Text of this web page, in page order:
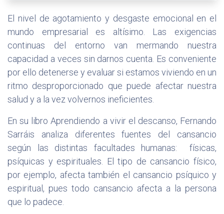
El nivel de agotamiento y desgaste emocional en el
mundo empresarial es altísimo. Las exigencias
continuas del entorno van mermando nuestra
capacidad a veces sin darnos cuenta. Es conveniente
por ello detenerse y evaluar si estamos viviendo en un
ritmo desproporcionado que puede afectar nuestra
salud y a la vez volvernos ineficientes.
En su libro Aprendiendo a vivir el descanso, Fernando
Sarráis analiza diferentes fuentes del cansancio
según las distintas facultades humanas: físicas,
psíquicas y espirituales. El tipo de cansancio físico,
por ejemplo, afecta también el cansancio psíquico y
espiritual, pues todo cansancio afecta a la persona
que lo padece.